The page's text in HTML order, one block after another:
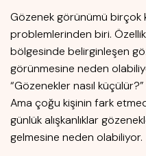
Gözenek görünümü birçok
problemlerinden biri.
bölgesinde belirginleşen
görünmesine neden
“Gözenekler nasıl
Ama çoğu kişinin fark
günlük alışkanlıklar
gelmesine neden olabiliyor.